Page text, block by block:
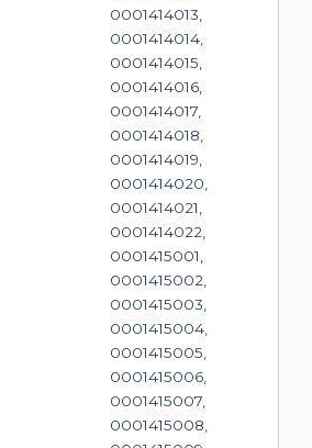
0001414013,
0001414014,
0001414015,
0001414016,
0001414017,
0001414018,
0001414019,
0001414020,
0001414021,
0001414022,
0001415001,
0001415002,
0001415003,
0001415004,
0001415005,
0001415006,
0001415007,
0001415008,